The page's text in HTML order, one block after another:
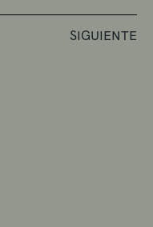
SIGUIENTE